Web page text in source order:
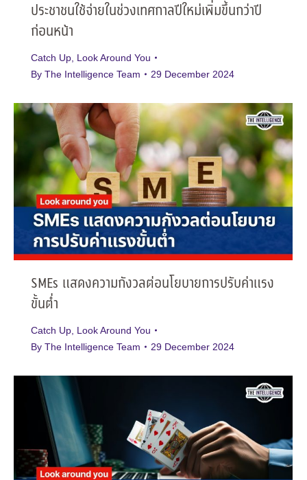
ประชาชนใช้จ่ายในช่วงเทศกาลปีใหม่เพิ่มขึ้นกว่าปี
ก่อนหน้า
Catch Up Look Around You
By The Intelligence Team 29 December 2024
SMEs แสดงความกังวลต่อนโยบายการปรับค่าแรง
ขั้นต่ำ
Catch Up Look Around You
By The Intelligence Team 29 December 2024